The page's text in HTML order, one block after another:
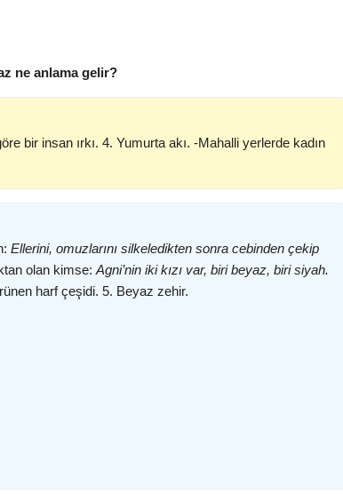
ne anlama gelir?
bir insan ırkı. 4. Yumurta akı. -Mahalli yerlerde kadın
Ellerini, omuzlarını silkeledikten sonra cebinden çekip
olan kimse: Agni’nin iki kızı var, biri beyaz, biri siyah.
harf çeşidi. 5. Beyaz zehir.